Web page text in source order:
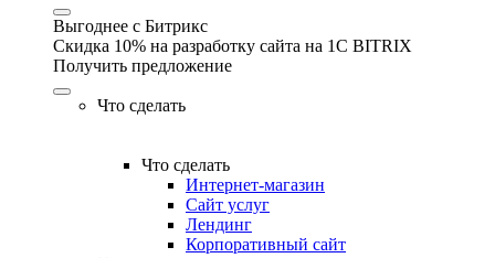
Выгоднее с Битрикс
Скидка 10% на разработку сайта на 1C BITRIX
Получить предложение
Что сделать
Что сделать
Интернет-магазин
Сайт услуг
Лендинг
Корпоративный сайт